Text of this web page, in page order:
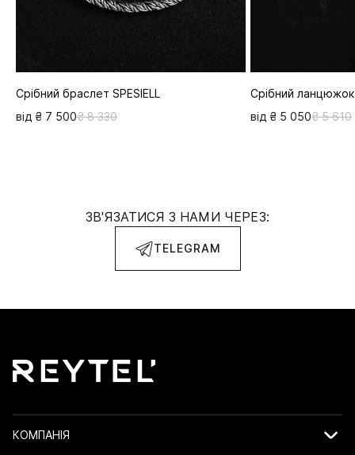
Срібний браслет SPESIELL
від ₴ 7 500₴ 8 330
Срібний ланцюжок
від ₴ 5 050₴ 5 610
ЗВ'ЯЗАТИСЯ З НАМИ ЧЕРЕЗ:
TELEGRAM
КОМПАНІЯ